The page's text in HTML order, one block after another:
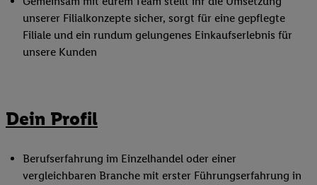
unserer Filialkonzepte sicher, sorgt für eine gepflegte
Filiale und ein rundum gelungenes Einkaufserlebnis für
unsere Kunden
Dein Profil
Berufserfahrung im Einzelhandel oder einer
vergleichbaren Branche mit erster Führungserfahrung in